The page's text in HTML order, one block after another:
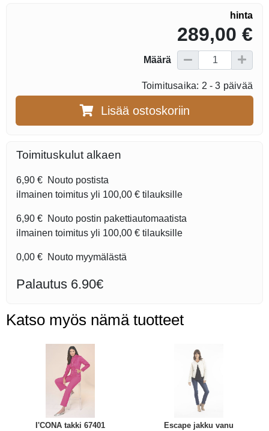
hinta
289,00 €
Määrä
Toimitusaika: 2 - 3 päivää
Lisää ostoskoriin
Toimituskulut alkaen
6,90 € Nouto postista
ilmainen toimitus yli 100,00 € tilauksille
6,90 € Nouto postin pakettiautomaatista
ilmainen toimitus yli 100,00 € tilauksille
0,00 € Nouto myymälästä
Palautus 6.90€
Katso myös nämä tuotteet
I'CONA takki 67401
Escape jakku vanu